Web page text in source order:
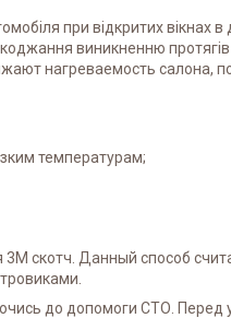
при відкритих вікнах
виникненню протягів
нагреваемость салона,
температурам;
3М скотч. Данный способ
до допомоги СТО.